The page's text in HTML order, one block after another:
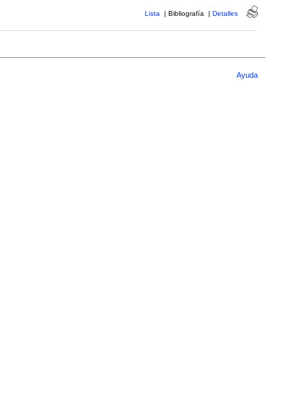
Lista | Bibliografía | Detalles
Ayuda